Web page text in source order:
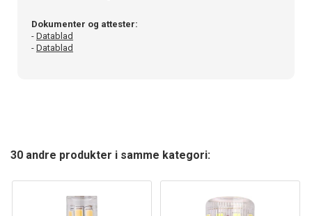
Dokumenter og attester:
- Datablad
- Datablad
30 andre produkter i samme kategori: